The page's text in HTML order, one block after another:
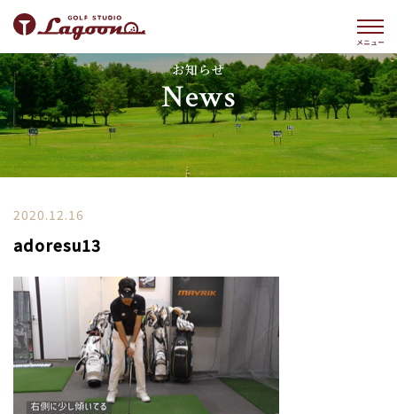
お知らせ
News
2020.12.16
adoresu13